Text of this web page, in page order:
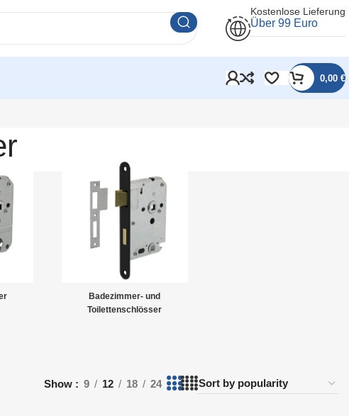
Kostenlose Lieferung
Über 99 Euro
0,00 €
Badezimmer- und
Toilettenschlösser
Show 9 12 18 24